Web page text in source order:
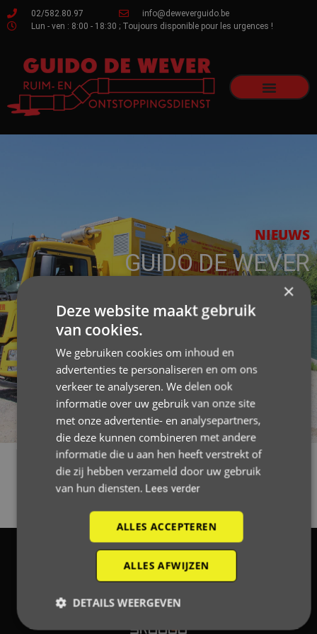
02/582.80.97
info@deweverguido.be
Lun - ven : 8:00 - 18:30 ; Toujours disponible pour les urgences !
NIEUWS
GUIDO DE WEVER
WANNEER DE SERVICE TOP MOET
GUIDO DE WEVER 2026 Tous droits réservés
Conditions générales–Déclaration de confidentialité
×
Deze website maakt gebruik
van cookies.
We gebruiken cookies om inhoud en
advertenties te personaliseren en om ons
verkeer te analyseren. We delen ook
informatie over uw gebruik van onze site
met onze advertentie- en analysepartners,
die deze kunnen combineren met andere
informatie die u aan hen heeft verstrekt of
die zij hebben verzameld door uw gebruik
van hun diensten. Lees verder
ALLES ACCEPTEREN
ALLES AFWIJZEN
DETAILS WEERGEVEN